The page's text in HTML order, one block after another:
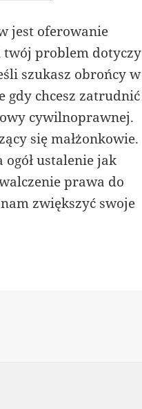
jest oferowanie
twój problem dotyczy
szukasz obrońcy w
gdy chcesz zatrudnić
cywilnoprawnej.
się małżonkowie.
ustalenie jak
prawa do
zwiększyć swoje